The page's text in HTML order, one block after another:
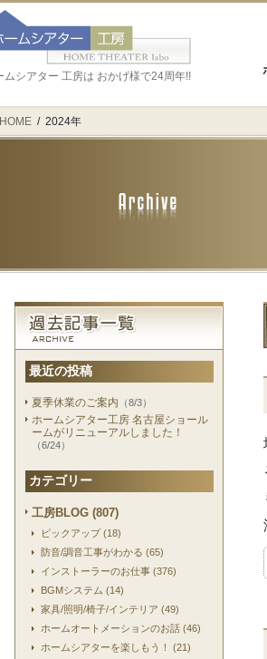
ムシアター 工房は おかげ様で24周年!!
HOME 2024年
最近の投稿
夏季休業のご案内 （8/3）
ホームシアター工房 名古屋ショール
ームがリニューアルしました！
（6/24）
カテゴリー
工房BLOG (807)
ピックアップ (18)
防音/調音工事がわかる (65)
インストーラーのお仕事 (376)
BGMシステム (14)
家具/照明/椅子/インテリア (49)
ホームオートメーションのお話 (46)
ホームシアターを楽しもう！ (21)